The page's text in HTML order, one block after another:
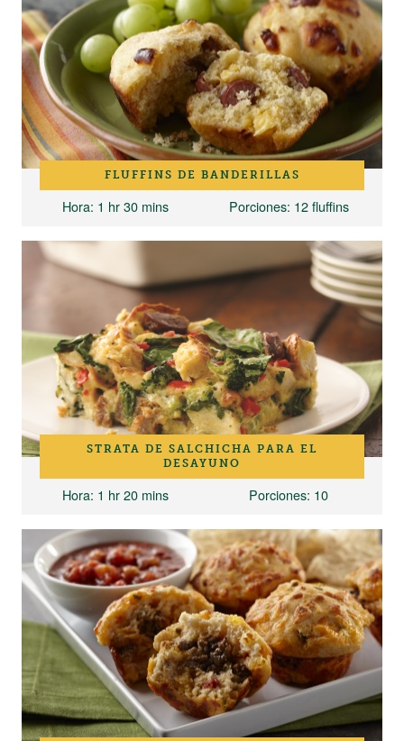
FLUFFINS DE BANDERILLAS
Hora: 1 hr 30 mins Porciones: 12 fluffins
STRATA DE SALCHICHA PARA EL
DESAYUNO
Hora: 1 hr 20 mins Porciones: 10